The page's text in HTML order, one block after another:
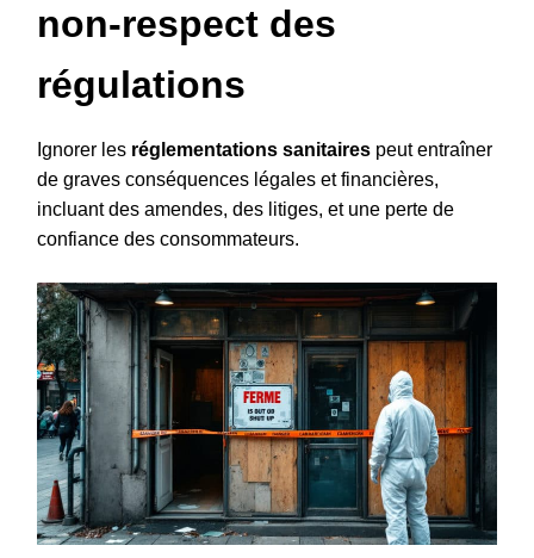
non-respect des
régulations
Ignorer les réglementations sanitaires peut entraîner
de graves conséquences légales et financières,
incluant des amendes, des litiges, et une perte de
confiance des consommateurs.